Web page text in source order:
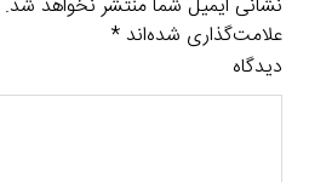
نشانی ایمیل شما منتشر نخواهد شد.
علامت‌گذاری شده‌اند*
دیدگاه